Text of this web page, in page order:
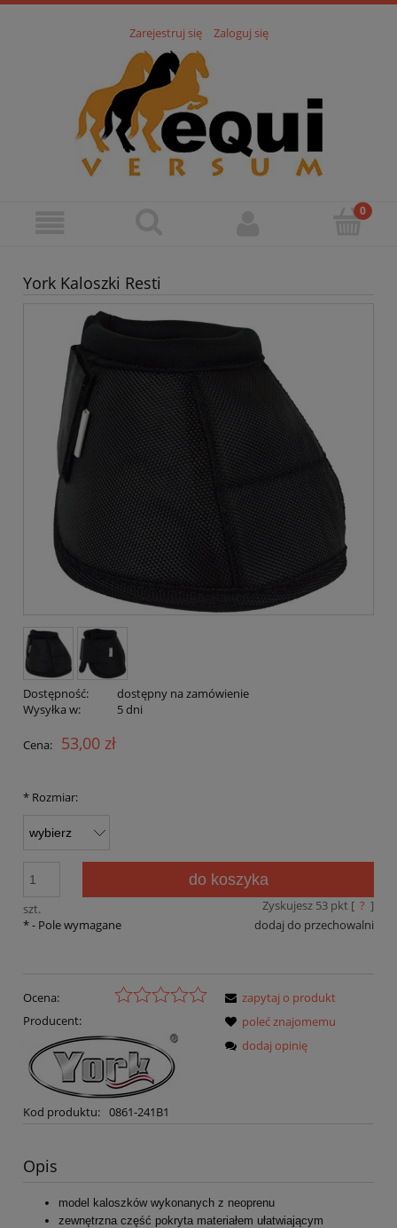
Zarejestruj się Zaloguj się
York Kaloszki Resti
Dostępność:
dostępny na zamówienie
Wysyłka w:
5 dni
Cena: 53,00 zł
* Rozmiar:
szt.
do koszyka
Zyskujesz 53pkt [ ? ]
dodaj do przechowalni
*- Pole wymagane
Ocena:
Producent:
Kod produktu: 0861-241B1
zapytaj o produkt
poleć znajomemu
dodaj opinię
Opis
model kaloszków wykonanych z neoprenu
zewnętrzna część pokryta materiałem ułatwiającym